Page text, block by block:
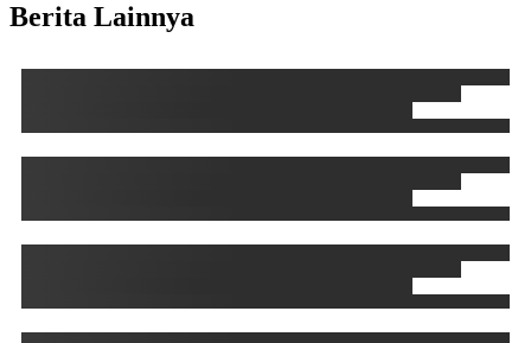
Berita Lainnya